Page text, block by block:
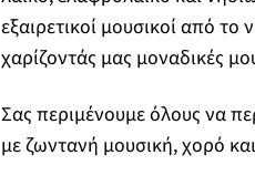
εξαιρετικοί μουσικοί από
χαρίζοντάς μας μοναδικές
Σας περιμένουμε όλους να
με ζωντανή μουσική, χορό